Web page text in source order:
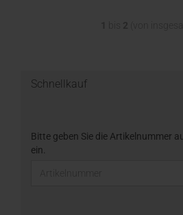
Schnellkauf
Bitte geben Sie die Artikelnummer
ein.